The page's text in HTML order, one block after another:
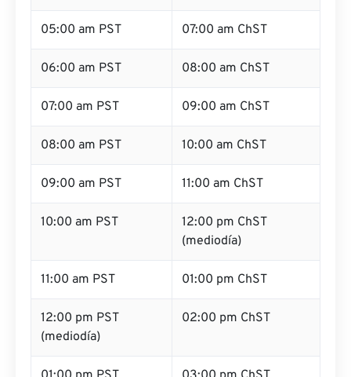
05:00 am PST 07:00 am ChST
06:00 am PST 08:00 am ChST
07:00 am PST 09:00 am ChST
08:00 am PST 10:00 am ChST
09:00 am PST 11:00 am ChST
10:00 am PST
12:00 pm ChST
(mediodía)
11:00 am PST 01:00 pm ChST
12:00 pm PST
(mediodía)
02:00 pm ChST